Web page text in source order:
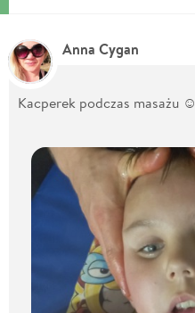
Anna Cygan
Kacperek podczas masażu ☺️